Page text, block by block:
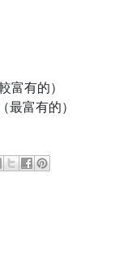
有的）
富有的）